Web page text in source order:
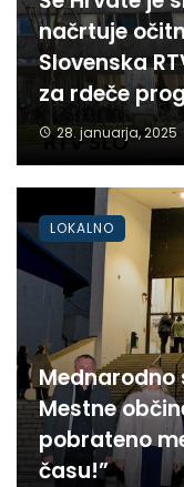
načrtuje
Slovenska
za rdeče
28. januarja, 2025
Mednarodno
Mestne
pobrateno
času!”
LOKALNO